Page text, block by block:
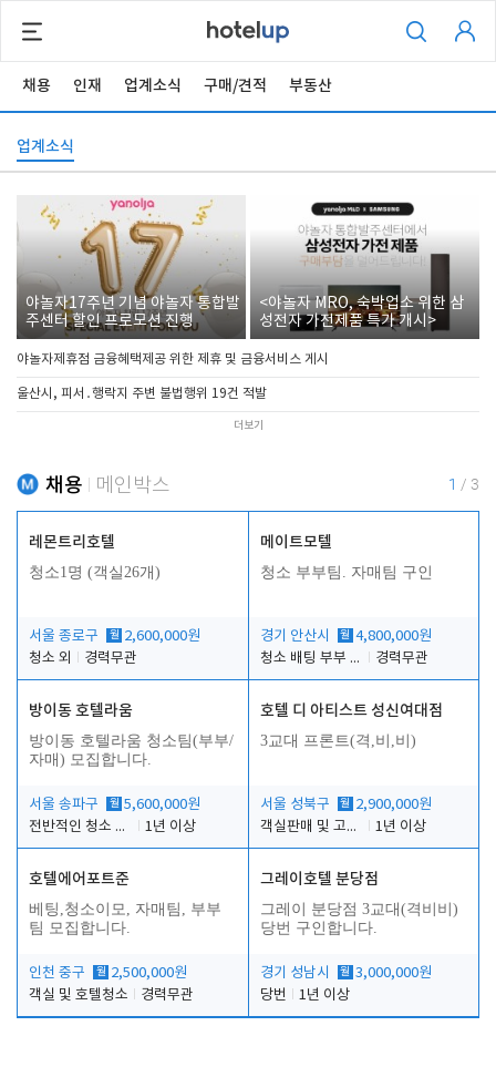
채용 인재 업계소식 구매/견적 부동산
업계소식
야놀자17주년 기념 야놀자 통합발
주센터 할인 프로모션 진행
<야놀자 MRO, 숙박업소 위한 삼
성전자 가전제품 특가 개시>
야놀자제휴점 금융혜택제공 위한 제휴 및 금융서비스 게시
울산시, 피서․행락지 주변 불법행위 19건 적발
더보기
채용 메인박스 1 / 3
레몬트리호텔
청소1명 (객실26개)
서울 종로구 월 2,600,000원
청소 외
경력무관
메이트모텔
청소 부부팀. 자매팀 구인
경기 안산시 월 4,800,000원
청소 배팅 부부 구합니다
경력무관
방이동 호텔라움
방이동 호텔라움 청소팀(부부/
자매) 모집합니다.
서울 송파구 월 5,600,000원
전반적인 청소 업무(객실청소.객실정리)
1년 이상
호텔 디 아티스트 성신여대점
3교대 프론트(격,비,비)
서울 성북구 월 2,900,000원
객실판매 및 고객응대
1년 이상
호텔에어포트준
베팅,청소이모, 자매팀, 부부
팀 모집합니다.
인천 중구 월 2,500,000원
객실 및 호텔청소
경력무관
그레이호텔 분당점
그레이 분당점 3교대(격비비)
당번 구인합니다.
경기 성남시 월 3,000,000원
당번
1년 이상